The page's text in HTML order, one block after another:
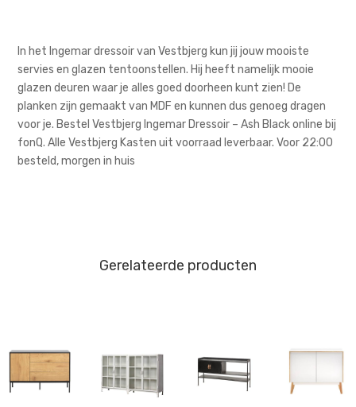
In het Ingemar dressoir van Vestbjerg kun jij jouw mooiste
servies en glazen tentoonstellen. Hij heeft namelijk mooie
glazen deuren waar je alles goed doorheen kunt zien! De
planken zijn gemaakt van MDF en kunnen dus genoeg dragen
voor je. Bestel Vestbjerg Ingemar Dressoir – Ash Black online bij
fonQ. Alle Vestbjerg Kasten uit voorraad leverbaar. Voor 22:00
besteld, morgen in huis
Gerelateerde producten